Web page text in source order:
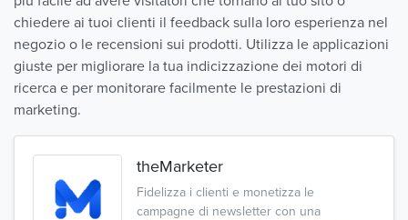
chiedere ai tuoi clienti il feedback sulla loro esperienza nel
negozio o le recensioni sui prodotti. Utilizza le applicazioni
giuste per migliorare la tua indicizzazione dei motori di
ricerca e per monitorare facilmente le prestazioni di
marketing.
theMarketer
Fidelizza i clienti e monetizza le
campagne di newsletter con una